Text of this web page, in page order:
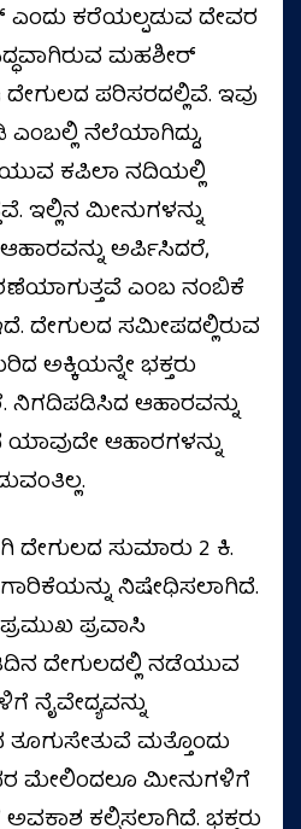
ಎಂದು ಕರೆಯಲ್ಪಡುವ ದೇವರ
ಮಹಶೀರ್
ಪರಿಸರದಲ್ಲಿವೆ. ಇವು
ನೆಲೆಯಾಗಿದ್ದು,
ಕಪಿಲಾ ನದಿಯಲ್ಲಿ
ಇಲ್ಲಿನ ಮೀನುಗಳನ್ನು
ಅರ್ಪಿಸಿದರೆ,
ಎಂಬ ನಂಬಿಕೆ
ದೇಗುಲದ ಸಮೀಪದಲ್ಲಿರುವ
ಅಕ್ಕಿಯನ್ನೇ ಭಕ್ತರು
ನಿಗದಿಪಡಿಸಿದ ಆಹಾರವನ್ನು
ಆಹಾರಗಳನ್ನು
ದೇಗುಲದ ಸುಮಾರು 2 ಕಿ.
ನಿಷೇಧಿಸಲಾಗಿದೆ.
ಪ್ರವಾಸಿ
ದೇಗುಲದಲ್ಲಿ ನಡೆಯುವ
ತೂಗುಸೇತುವೆ ಮತ್ತೊಂದು
ಮೇಲಿಂದಲೂ ಮೀನುಗಳಿಗೆ
ಕಲ್ಪಿಸಲಾಗಿದೆ. ಭಕ್ತರು